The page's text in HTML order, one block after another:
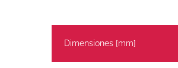
Dimensiones [mm]